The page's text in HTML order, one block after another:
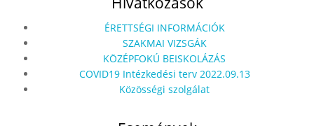
ÉRETTSÉGI INFORMÁCIÓK
SZAKMAI VIZSGÁK
KÖZÉPFOKÚ BEISKOLÁZÁS
COVID19 Intézkedési terv 2022.09.13
Közösségi szolgálat